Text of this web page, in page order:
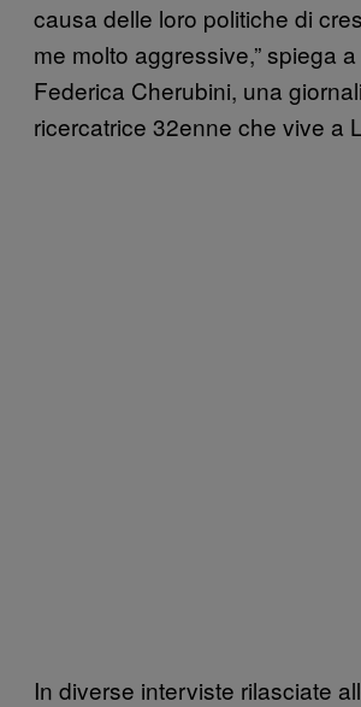
causa delle loro politiche di
me molto aggressive,” spiega
Federica Cherubini, una
ricercatrice 32enne che vive a
In diverse interviste rilasciate